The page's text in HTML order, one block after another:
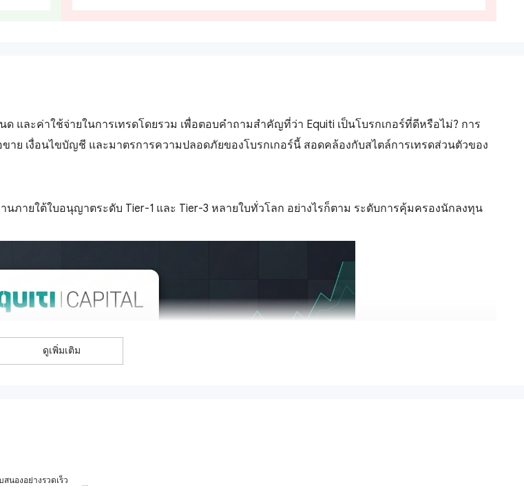
และค่าใช้จ่ายในการเทรดโดยรวม เพื่อตอบคำถามสำคัญที่ว่า Equiti เป็นโบรกเกอร์ที่ดีหรือไม่? การ
าย เงื่อนไขบัญชี และมาตรการความปลอดภัยของโบรกเกอร์นี้ สอดคล้องกับสไตล์การเทรดส่วนตัวของ
นภายใต้ใบอนุญาตระดับ Tier-1 และ Tier-3 หลายใบทั่วโลก อย่างไรก็ตาม ระดับการคุ้มครองนักลงทุน
ดูเพิ่มเติม
สนองอย่างรวดเร็ว